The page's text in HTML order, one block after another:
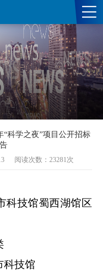
“科学之夜”项目公开招标
阅读次数： 23281次
科技馆蜀西湖馆区
科技馆